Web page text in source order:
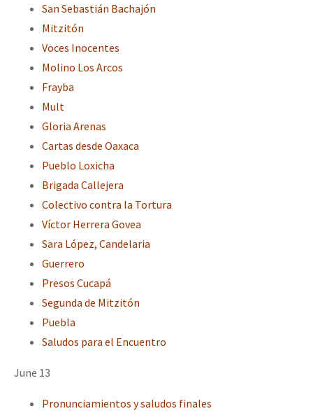
San Sebastián Bachajón
Mitzitón
Voces Inocentes
Molino Los Arcos
Frayba
Mult
Gloria Arenas
Cartas desde Oaxaca
Pueblo Loxicha
Brigada Callejera
Colectivo contra la Tortura
Víctor Herrera Govea
Sara López, Candelaria
Guerrero
Presos Cucapá
Segunda de Mitzitón
Puebla
Saludos para el Encuentro
June 13
Pronunciamientos y saludos finales